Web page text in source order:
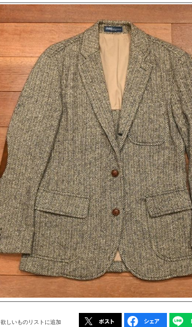
欲しいものリストに追加